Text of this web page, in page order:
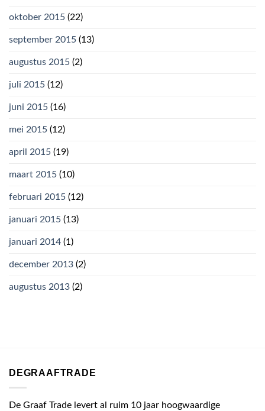
oktober 2015 (22)
september 2015 (13)
augustus 2015 (2)
juli 2015 (12)
juni 2015 (16)
mei 2015 (12)
april 2015 (19)
maart 2015 (10)
februari 2015 (12)
januari 2015 (13)
januari 2014 (1)
december 2013 (2)
augustus 2013 (2)
DEGRAAFTRADE
De Graaf Trade levert al ruim 10 jaar hoogwaardige